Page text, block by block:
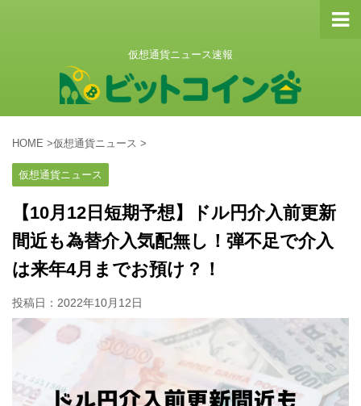
仮想通貨ニュース速報
HOME >仮想通貨ニュース >
仮想通貨ニュース
【10月12日短期予想】ドル円介入前更新
間近も為替介入気配無し！弾不足で介入
は来年4月までお預け？！
投稿日： 2022年10月12日